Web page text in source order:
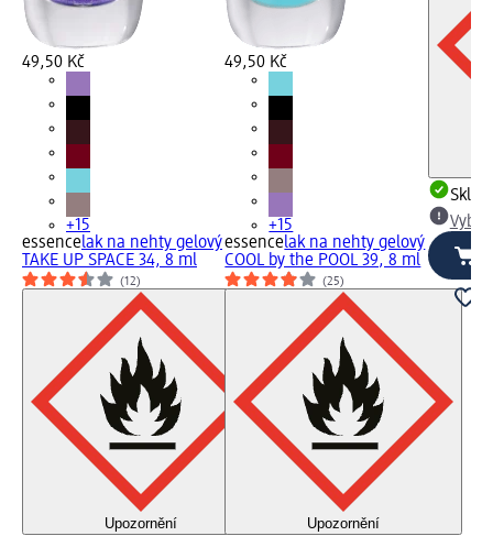
49,50 Kč
+15
essencelak na nehty gelový
TAKE UP SPACE 34, 8 ml
(12)
Upozornění
49,50 Kč
+15
essencelak na nehty gelový
COOL by the POOL 39, 8 ml
(25)
Upozornění